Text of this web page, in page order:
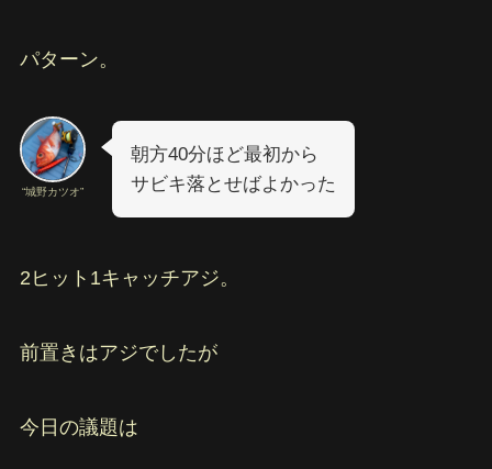
パターン。
“城野カツオ”
朝方40分ほど最初から
サビキ落とせばよかった
2ヒット1キャッチアジ。
前置きはアジでしたが
今日の議題は